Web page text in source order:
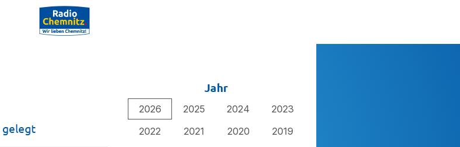
Jahr
2026 2025 2024
2023
2022
2021 2020
2019
gelegt